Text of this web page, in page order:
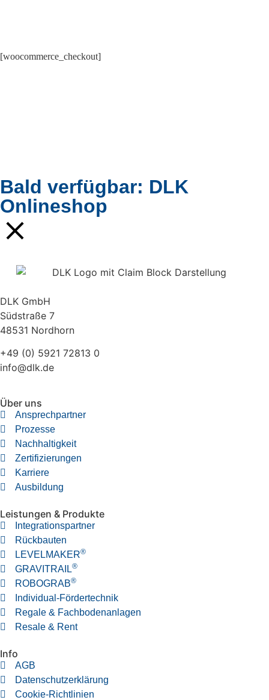
[woocommerce_checkout]
Bald verfügbar: DLK
Onlineshop
DLK GmbH
Südstraße 7
48531 Nordhorn
+49 (0) 5921 72813 0
info@dlk.de
Über uns
Ansprechpartner
Prozesse
Nachhaltigkeit
Zertifizierungen
Karriere
Ausbildung
Leistungen & Produkte
Integrationspartner
Rückbauten
LEVELMAKER®
GRAVITRAIL®
ROBOGRAB®
Individual-Fördertechnik
Regale & Fachbodenanlagen
Resale & Rent
Info
AGB
Datenschutzerklärung
Cookie-Richtlinien